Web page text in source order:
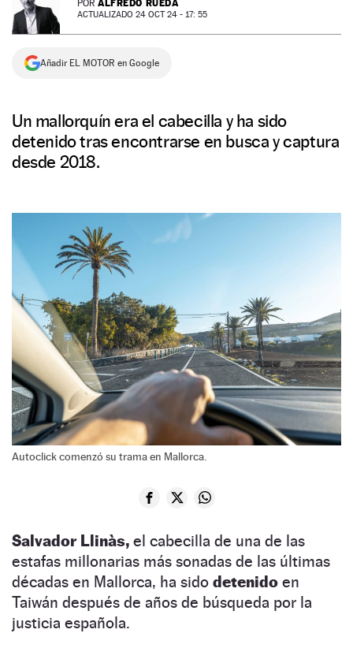
NEWSLETTER
SÍGUENOS
POR ALFREDO RUEDA
ACTUALIZADO 24 OCT 24 - 17: 55
Añadir EL MOTOR en Google
Un mallorquín era el cabecilla y ha sido
detenido tras encontrarse en busca y captura
desde 2018.
Autoclick comenzó su trama en Mallorca.
Salvador Llinàs, el cabecilla de una de las
estafas millonarias más sonadas de las últimas
décadas en Mallorca, ha sido detenido en
Taiwán después de años de búsqueda por la
justicia española.